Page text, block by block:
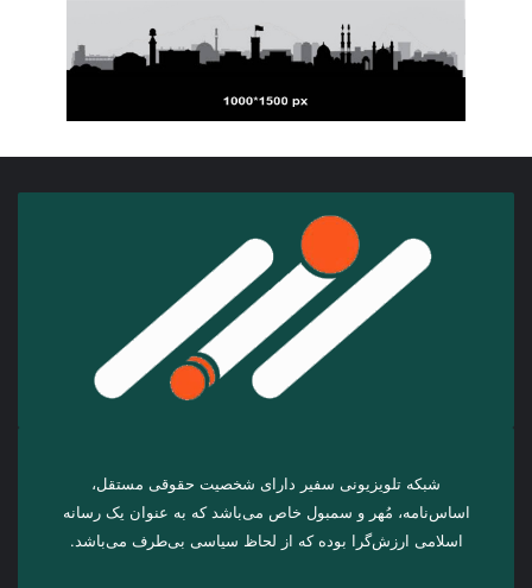
شبکه تلویزیونی سفیر دارای شخصیت حقوقی مستقل،
اساس‌نامه، مُهر و سمبول خاص می‌باشد که به عنوان یک رسانه
اسلامی ارزش‌گرا بوده که از لحاظ سیاسی بی‌طرف می‌باشد.